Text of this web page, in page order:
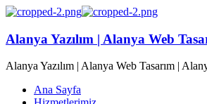
Alanya Yazılım | Alanya Web
Alanya Yazılım | Alanya Web Tasarım |
Ana Sayfa